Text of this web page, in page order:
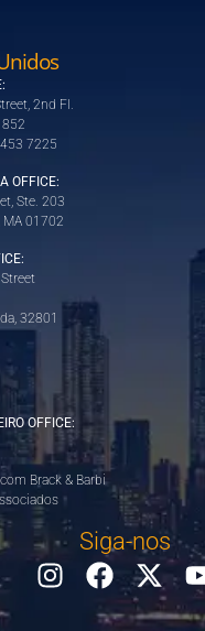
2nd Fl.
7225
OFFICE:
Ste. 203
01702
32801
OFFICE:
Brack & Barbi
Siga-nos